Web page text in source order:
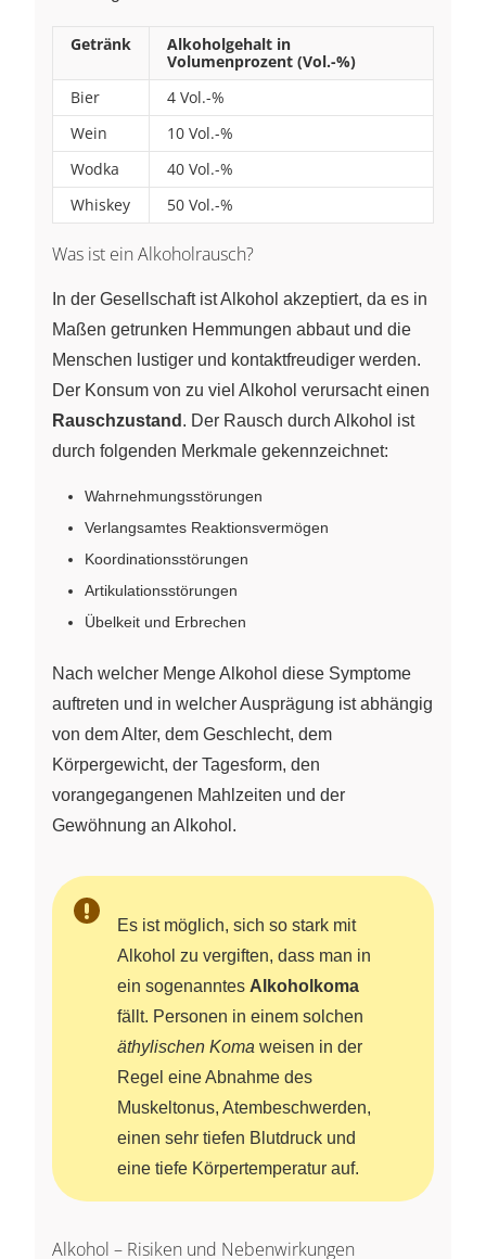
Getränk
Alkoholgehalt in
Volumenprozent (Vol.-%)
Bier
4 Vol.-%
Wein
10 Vol.-%
Wodka
40 Vol.-%
Whiskey
50 Vol.-%
Was ist ein Alkoholrausch?
In der Gesellschaft ist Alkohol akzeptiert, da es in
Maßen getrunken Hemmungen abbaut und die
Menschen lustiger und kontaktfreudiger werden.
Der Konsum von zu viel Alkohol verursacht einen
Rauschzustand . Der Rausch durch Alkohol ist
durch folgenden Merkmale gekennzeichnet:
Wahrnehmungsstörungen
Verlangsamtes Reaktionsvermögen
Koordinationsstörungen
Artikulationsstörungen
Übelkeit und Erbrechen
Nach welcher Menge Alkohol diese Symptome
auftreten und in welcher Ausprägung ist abhängig
von dem Alter, dem Geschlecht, dem
Körpergewicht, der Tagesform, den
vorangegangenen Mahlzeiten und der
Gewöhnung an Alkohol.
Es ist möglich, sich so stark mit
Alkohol zu vergiften, dass man in
ein sogenanntes Alkoholkoma
fällt. Personen in einem solchen
äthylischen Koma weisen in der
Regel eine Abnahme des
Muskeltonus, Atembeschwerden,
einen sehr tiefen Blutdruck und
eine tiefe Körpertemperatur auf.
Alkohol – Risiken und Nebenwirkungen